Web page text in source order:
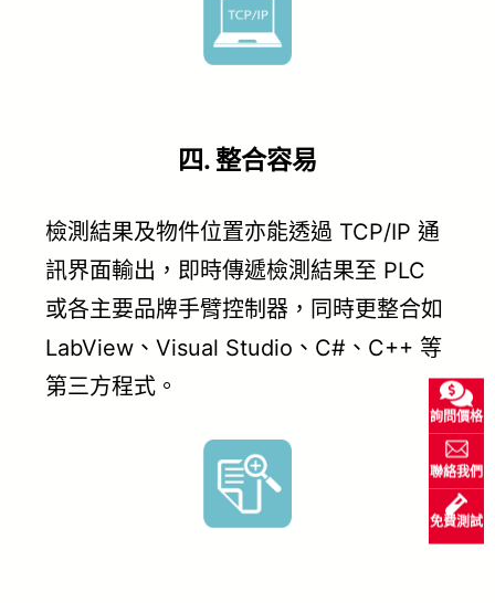
四. 整合容易
檢測結果及物件位置亦能透過 TCP/IP 通
訊界面輸出，即時傳遞檢測結果至 PLC
或各主要品牌手臂控制器，同時更整合如
LabView、Visual Studio、C#、C++ 等
第三方程式。
詢問價格
聯絡我們
免費測試